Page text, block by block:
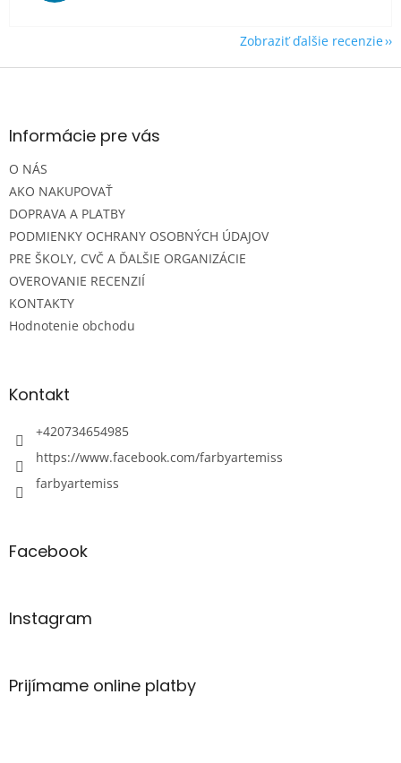
Zobraziť ďalšie recenzie
Z
ä
e
Informácie pre vás
O NÁS
AKO NAKUPOVAŤ
DOPRAVA A PLATBY
PODMIENKY OCHRANY OSOBNÝCH ÚDAJOV
PRE ŠKOLY, CVČ A ĎALŠIE ORGANIZÁCIE
OVEROVANIE RECENZIÍ
KONTAKTY
Hodnotenie obchodu
Kontakt
+420734654985
https://www.facebook.com/farbyartemiss
farbyartemiss
Facebook
Instagram
Prijímame online platby